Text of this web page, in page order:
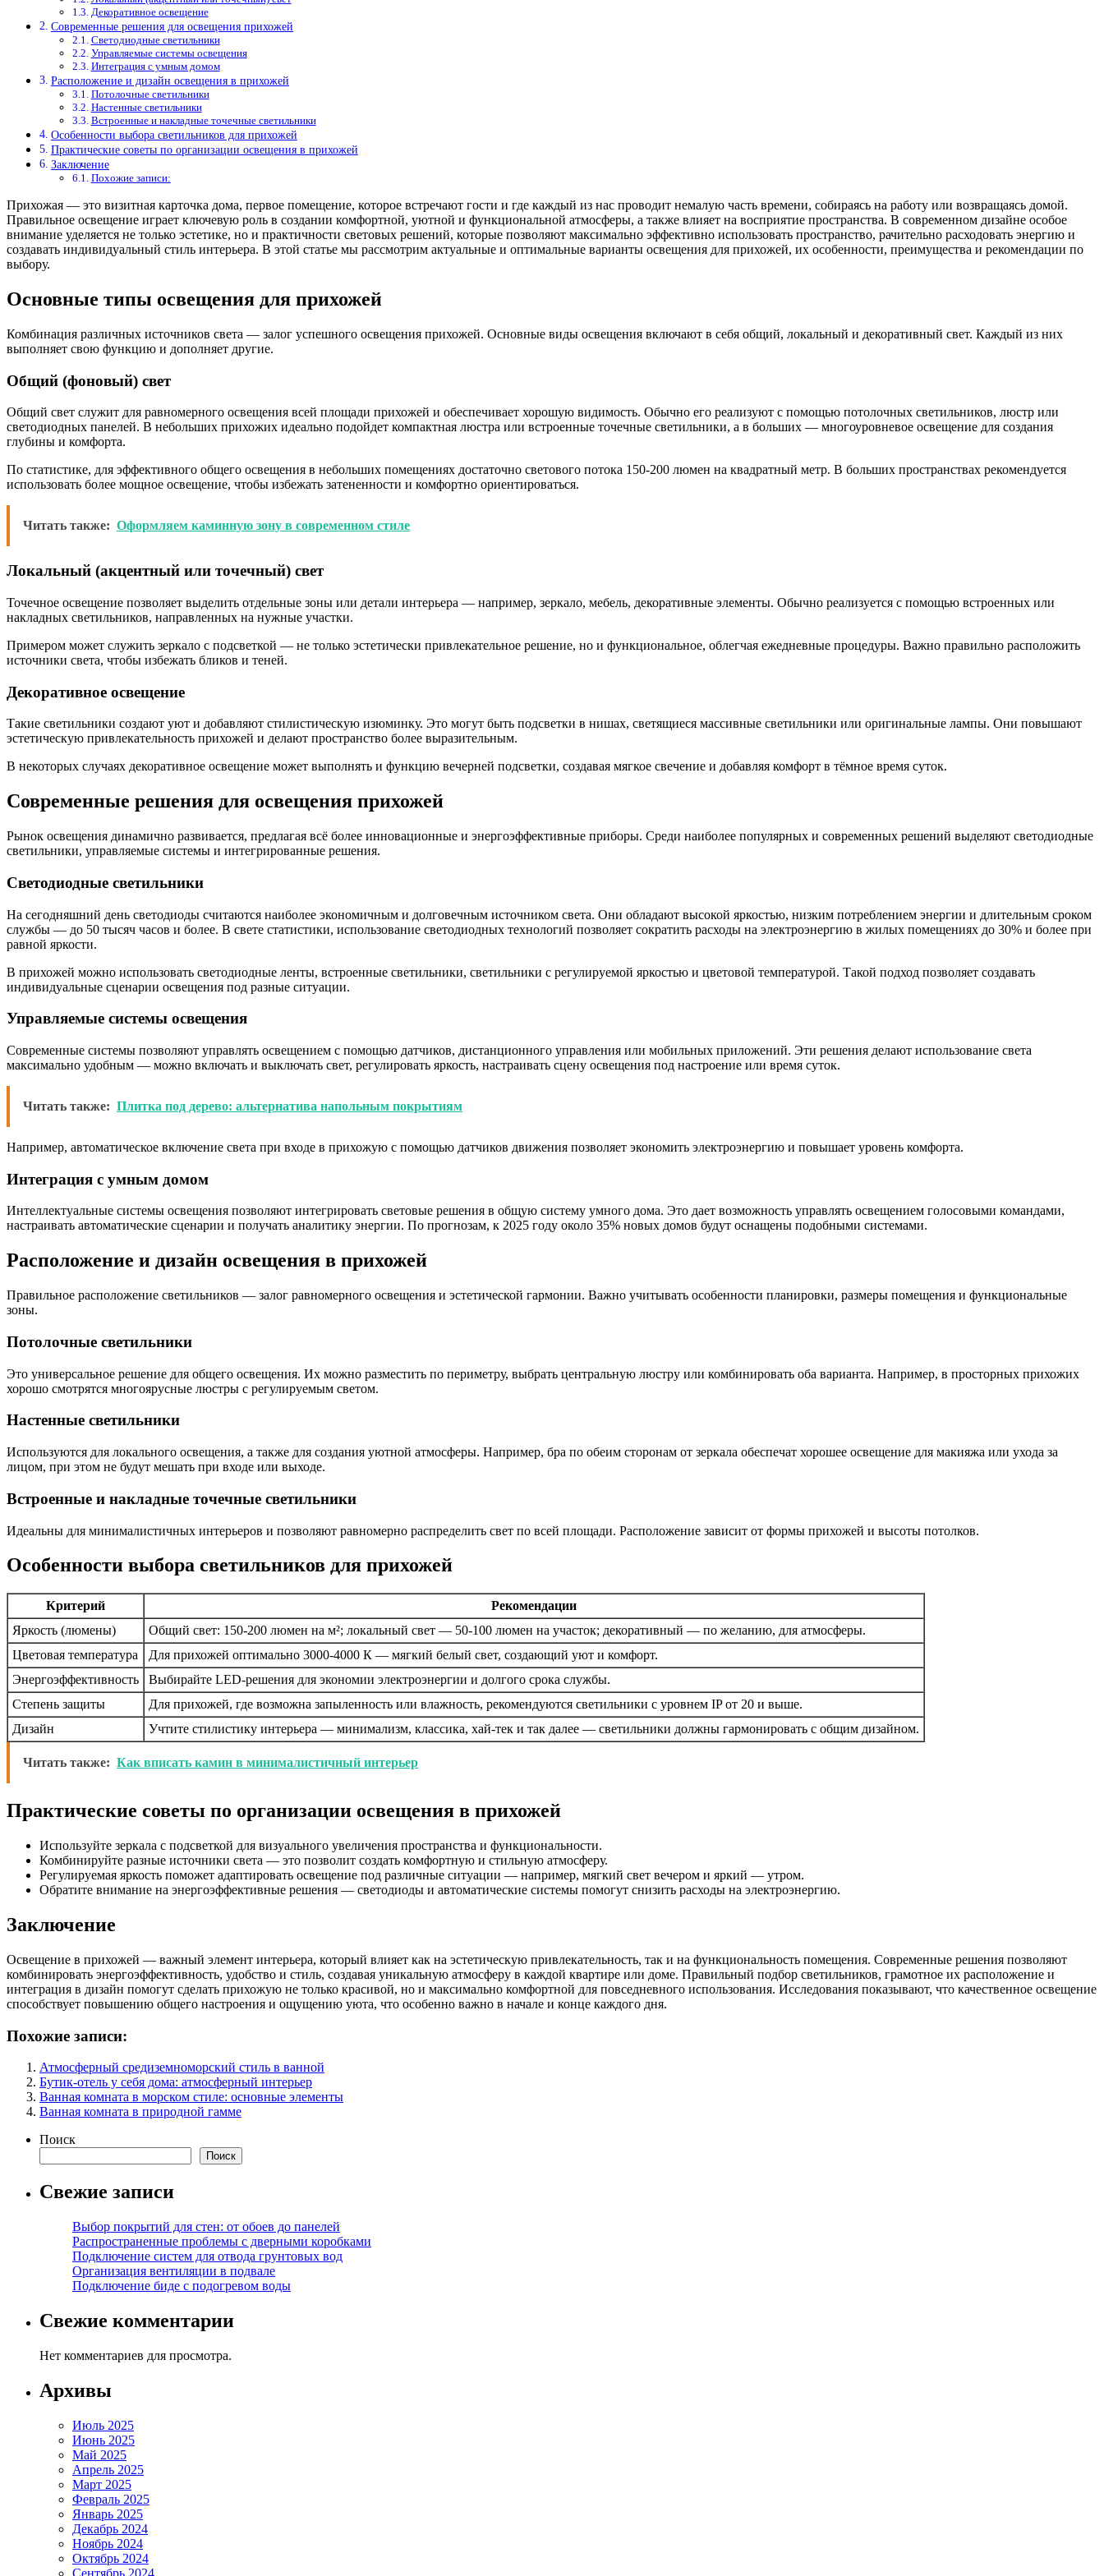
Декоративное освещение
Современные решения для освещения прихожей
Светодиодные светильники
Управляемые системы освещения
Интеграция с умным домом
Расположение и дизайн освещения в прихожей
Потолочные светильники
Настенные светильники
Встроенные и накладные точечные светильники
Особенности выбора светильников для прихожей
Практические советы по организации освещения в прихожей
Заключение
Похожие записи:
Прихожая — это визитная карточка дома, первое помещение, которое встречают гости и где каждый из нас проводит немалую часть времени, собираясь на работу или возвращаясь домой.
Правильное освещение играет ключевую роль в создании комфортной, уютной и функциональной атмосферы, а также влияет на восприятие пространства. В современном дизайне особое
внимание уделяется не только эстетике, но и практичности световых решений, которые позволяют максимально эффективно использовать пространство, рачительно расходовать энергию и
создавать индивидуальный стиль интерьера. В этой статье мы рассмотрим актуальные и оптимальные варианты освещения для прихожей, их особенности, преимущества и рекомендации по
выбору.
Основные типы освещения для прихожей
Комбинация различных источников света — залог успешного освещения прихожей. Основные виды освещения включают в себя общий, локальный и декоративный свет. Каждый из них
выполняет свою функцию и дополняет другие.
Общий (фоновый) свет
Общий свет служит для равномерного освещения всей площади прихожей и обеспечивает хорошую видимость. Обычно его реализуют с помощью потолочных светильников, люстр или
светодиодных панелей. В небольших прихожих идеально подойдет компактная люстра или встроенные точечные светильники, а в больших — многоуровневое освещение для создания
глубины и комфорта.
По статистике, для эффективного общего освещения в небольших помещениях достаточно светового потока 150-200 люмен на квадратный метр. В больших пространствах рекомендуется
использовать более мощное освещение, чтобы избежать затененности и комфортно ориентироваться.
Читать также: Оформляем каминную зону в современном стиле
Локальный (акцентный или точечный) свет
Точечное освещение позволяет выделить отдельные зоны или детали интерьера — например, зеркало, мебель, декоративные элементы. Обычно реализуется с помощью встроенных или
накладных светильников, направленных на нужные участки.
Примером может служить зеркало с подсветкой — не только эстетически привлекательное решение, но и функциональное, облегчая ежедневные процедуры. Важно правильно расположить
источники света, чтобы избежать бликов и теней.
Декоративное освещение
Такие светильники создают уют и добавляют стилистическую изюминку. Это могут быть подсветки в нишах, светящиеся массивные светильники или оригинальные лампы. Они повышают
эстетическую привлекательность прихожей и делают пространство более выразительным.
В некоторых случаях декоративное освещение может выполнять и функцию вечерней подсветки, создавая мягкое свечение и добавляя комфорт в тёмное время суток.
Современные решения для освещения прихожей
Рынок освещения динамично развивается, предлагая всё более инновационные и энергоэффективные приборы. Среди наиболее популярных и современных решений выделяют светодиодные
светильники, управляемые системы и интегрированные решения.
Светодиодные светильники
На сегодняшний день светодиоды считаются наиболее экономичным и долговечным источником света. Они обладают высокой яркостью, низким потреблением энергии и длительным сроком
службы — до 50 тысяч часов и более. В свете статистики, использование светодиодных технологий позволяет сократить расходы на электроэнергию в жилых помещениях до 30% и более при
равной яркости.
В прихожей можно использовать светодиодные ленты, встроенные светильники, светильники с регулируемой яркостью и цветовой температурой. Такой подход позволяет создавать
индивидуальные сценарии освещения под разные ситуации.
Управляемые системы освещения
Современные системы позволяют управлять освещением с помощью датчиков, дистанционного управления или мобильных приложений. Эти решения делают использование света
максимально удобным — можно включать и выключать свет, регулировать яркость, настраивать сцену освещения под настроение или время суток.
Читать также: Плитка под дерево: альтернатива напольным покрытиям
Например, автоматическое включение света при входе в прихожую с помощью датчиков движения позволяет экономить электроэнергию и повышает уровень комфорта.
Интеграция с умным домом
Интеллектуальные системы освещения позволяют интегрировать световые решения в общую систему умного дома. Это дает возможность управлять освещением голосовыми командами,
настраивать автоматические сценарии и получать аналитику энергии. По прогнозам, к 2025 году около 35% новых домов будут оснащены подобными системами.
Расположение и дизайн освещения в прихожей
Правильное расположение светильников — залог равномерного освещения и эстетической гармонии. Важно учитывать особенности планировки, размеры помещения и функциональные
зоны.
Потолочные светильники
Это универсальное решение для общего освещения. Их можно разместить по периметру, выбрать центральную люстру или комбинировать оба варианта. Например, в просторных прихожих
хорошо смотрятся многоярусные люстры с регулируемым светом.
Настенные светильники
Используются для локального освещения, а также для создания уютной атмосферы. Например, бра по обеим сторонам от зеркала обеспечат хорошее освещение для макияжа или ухода за
лицом, при этом не будут мешать при входе или выходе.
Встроенные и накладные точечные светильники
Идеальны для минималистичных интерьеров и позволяют равномерно распределить свет по всей площади. Расположение зависит от формы прихожей и высоты потолков.
Особенности выбора светильников для прихожей
Критерий
Рекомендации
Яркость (люмены)
Общий свет: 150-200 люмен на м²; локальный свет — 50-100 люмен на участок; декоративный — по желанию, для атмосферы.
Цветовая температура
Для прихожей оптимально 3000-4000 К — мягкий белый свет, создающий уют и комфорт.
Энергоэффективность
Выбирайте LED-решения для экономии электроэнергии и долгого срока службы.
Степень защиты
Для прихожей, где возможна запыленность или влажность, рекомендуются светильники с уровнем IP от 20 и выше.
Дизайн
Учтите стилистику интерьера — минимализм, классика, хай-тек и так далее — светильники должны гармонировать с общим дизайном.
Читать также: Как вписать камин в минималистичный интерьер
Практические советы по организации освещения в прихожей
Используйте зеркала с подсветкой для визуального увеличения пространства и функциональности.
Комбинируйте разные источники света — это позволит создать комфортную и стильную атмосферу.
Регулируемая яркость поможет адаптировать освещение под различные ситуации — например, мягкий свет вечером и яркий — утром.
Обратите внимание на энергоэффективные решения — светодиоды и автоматические системы помогут снизить расходы на электроэнергию.
Заключение
Освещение в прихожей — важный элемент интерьера, который влияет как на эстетическую привлекательность, так и на функциональность помещения. Современные решения позволяют
комбинировать энергоэффективность, удобство и стиль, создавая уникальную атмосферу в каждой квартире или доме. Правильный подбор светильников, грамотное их расположение и
интеграция в дизайн помогут сделать прихожую не только красивой, но и максимально комфортной для повседневного использования. Исследования показывают, что качественное освещение
способствует повышению общего настроения и ощущению уюта, что особенно важно в начале и конце каждого дня.
Похожие записи:
Атмосферный средиземноморский стиль в ванной
Бутик-отель у себя дома: атмосферный интерьер
Ванная комната в морском стиле: основные элементы
Ванная комната в природной гамме
Поиск
Поиск
Свежие записи
Выбор покрытий для стен: от обоев до панелей
Распространенные проблемы с дверными коробками
Подключение систем для отвода грунтовых вод
Организация вентиляции в подвале
Подключение биде с подогревом воды
Свежие комментарии
Нет комментариев для просмотра.
Архивы
Июль 2025
Июнь 2025
Май 2025
Апрель 2025
Март 2025
Февраль 2025
Январь 2025
Декабрь 2024
Ноябрь 2024
Октябрь 2024
Сентябрь 2024